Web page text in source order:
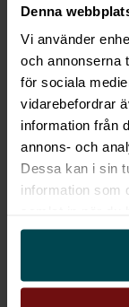
Denna
Vi använder
och annonserna
för sociala
vidarebefordrar
information från
annons- och
Dessa kan i sin
information som
främjar
företag som
åren.
This